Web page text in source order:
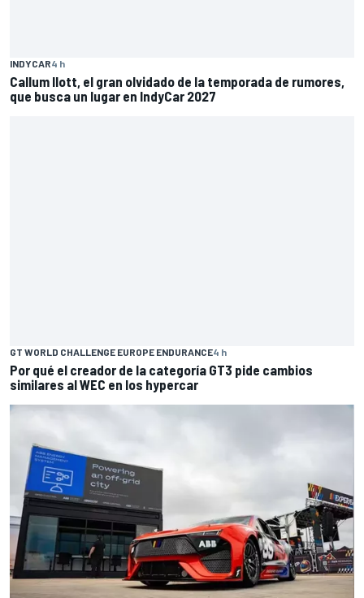
INDYCAR4 h
Callum Ilott, el gran olvidado de la temporada de rumores,
que busca un lugar en IndyCar 2027
GT WORLD CHALLENGE EUROPE ENDURANCE4 h
Por qué el creador de la categoría GT3 pide cambios
similares al WEC en los hypercar